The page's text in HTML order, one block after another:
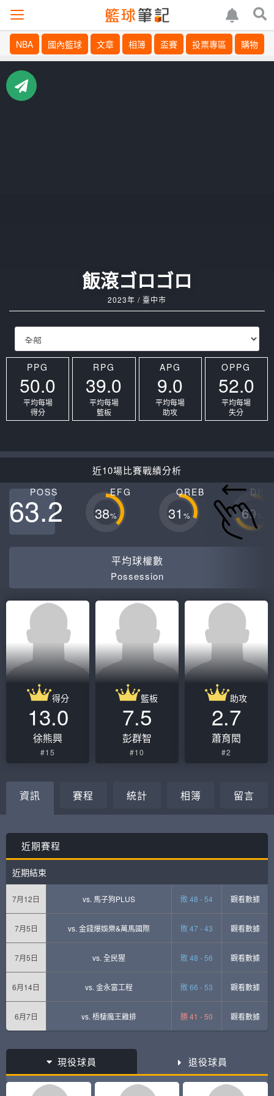
NBA 國內籃球 文章 相簿 盃賽 投票專區 購物
飯滾ゴロゴロ
2023年 / 臺中市
PPG
50.0
平均每場
得分
RPG
39.0
平均每場
籃板
APG
9.0
平均每場
助攻
OPPG
52.0
平均每場
失分
近10場比賽戰績分析
POSS
63.2 EFG
38%
OREB
31 % 69
平均球權數
Possession
得分
13.0
徐熊興
#15
籃板
7.5
彭群智
#10
助攻
2.7
蕭育閎
#2
資訊 賽程 統計 相簿 留言
近期賽程
近期結束
7月12日 vs. 馬子狗PLUS 敗 48 - 54 觀看數據
7月5日 vs. 金錢爆娛樂&萬馬國際 敗 47 - 43 觀看數據
7月5日 vs. 全民猩 敗 48 - 56 觀看數據
6月14日 vs. 金永富工程 敗 66 - 53 觀看數據
6月7日 vs. 梧棲魔王雞排 勝 41 - 50 觀看數據
現役球員 退役球員